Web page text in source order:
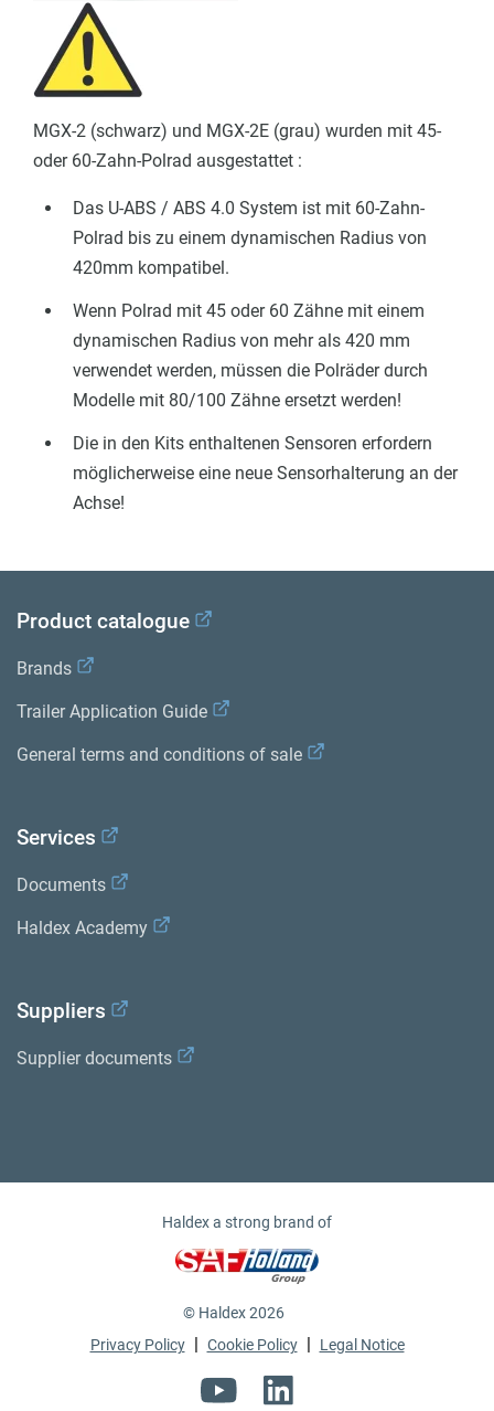
MGX-2 (schwarz) und MGX-2E (grau) wurden mit 45-
oder 60-Zahn-Polrad ausgestattet :
Das U-ABS / ABS 4.0 System ist mit 60-Zahn-
Polrad bis zu einem dynamischen Radius von
420mm kompatibel.
Wenn Polrad mit 45 oder 60 Zähne mit einem
dynamischen Radius von mehr als 420 mm
verwendet werden, müssen die Polräder durch
Modelle mit 80/100 Zähne ersetzt werden!
Die in den Kits enthaltenen Sensoren erfordern
möglicherweise eine neue Sensorhalterung an der
Achse!
Product catalogue
Brands
Trailer Application Guide
General terms and conditions of sale
Services
Documents
Haldex Academy
Suppliers
Supplier documents
Haldex a strong brand of
© Haldex 2026
Privacy Policy | Cookie Policy | Legal Notice